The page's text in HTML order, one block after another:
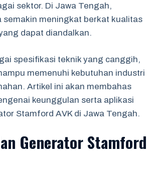
sektor. Di Jawa Tengah,
semakin meningkat berkat kualitas
dapat diandalkan.
spesifikasi teknik yang canggih,
memenuhi kebutuhan industri
Artikel ini akan membahas
keunggulan serta aplikasi
Stamford AVK di Jawa Tengah.
Generator Stamford